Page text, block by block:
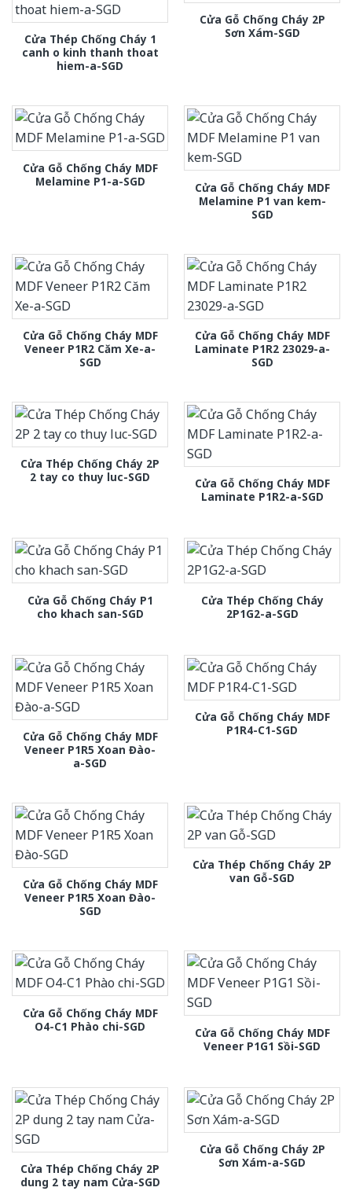
Cửa Thép Chống Cháy 1
canh o kinh thanh thoat
hiem-a-SGD
Cửa Gỗ Chống Cháy 2P
Sơn Xám-SGD
Cửa Gỗ Chống Cháy MDF
Melamine P1-a-SGD
Cửa Gỗ Chống Cháy MDF
Melamine P1 van kem-
SGD
Cửa Gỗ Chống Cháy MDF
Veneer P1R2 Căm Xe-a-
SGD
Cửa Gỗ Chống Cháy MDF
Laminate P1R2 23029-a-
SGD
Cửa Thép Chống Cháy 2P
2 tay co thuy luc-SGD
Cửa Gỗ Chống Cháy MDF
Laminate P1R2-a-SGD
Cửa Gỗ Chống Cháy P1
cho khach san-SGD
Cửa Thép Chống Cháy
2P1G2-a-SGD
Cửa Gỗ Chống Cháy MDF
Veneer P1R5 Xoan Đào-
a-SGD
Cửa Gỗ Chống Cháy MDF
P1R4-C1-SGD
Cửa Gỗ Chống Cháy MDF
Veneer P1R5 Xoan Đào-
SGD
Cửa Thép Chống Cháy 2P
van Gỗ-SGD
Cửa Gỗ Chống Cháy MDF
O4-C1 Phào chi-SGD
Cửa Gỗ Chống Cháy MDF
Veneer P1G1 Sồi-SGD
Cửa Thép Chống Cháy 2P
dung 2 tay nam Cửa-SGD
Cửa Gỗ Chống Cháy 2P
Sơn Xám-a-SGD